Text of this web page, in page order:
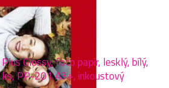
Glossy, foto papír, lesklý, bílý,
PP-201 A3+, inkoustový